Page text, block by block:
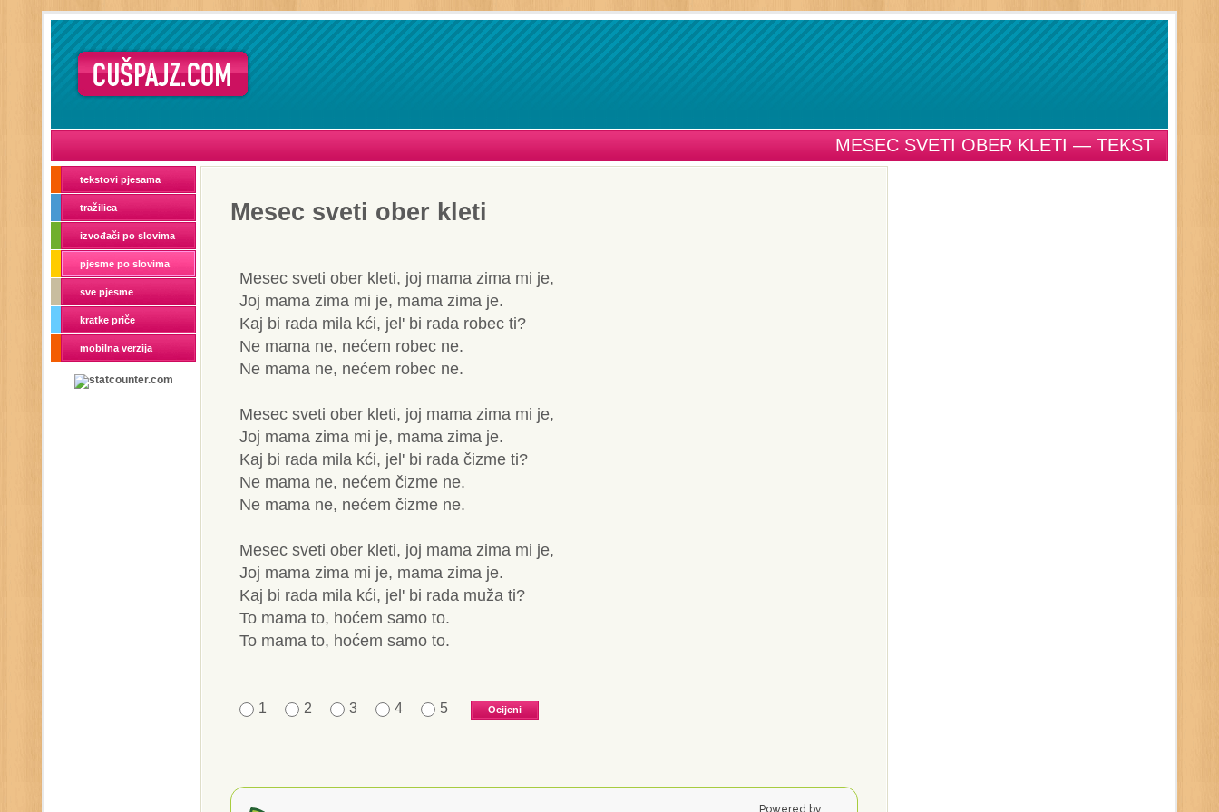
MESEC SVETI OBER KLETI — TEKST
tekstovi pjesama
tražilica
izvođači po slovima
pjesme po slovima
sve pjesme
kratke priče
mobilna verzija
Mesec sveti ober kleti
Mesec sveti ober kleti, joj mama zima mi je,
Joj mama zima mi je, mama zima je.
Kaj bi rada mila kći, jel' bi rada robec ti?
Ne mama ne, nećem robec ne.
Ne mama ne, nećem robec ne.
Mesec sveti ober kleti, joj mama zima mi je,
Joj mama zima mi je, mama zima je.
Kaj bi rada mila kći, jel' bi rada čizme ti?
Ne mama ne, nećem čizme ne.
Ne mama ne, nećem čizme ne.
Mesec sveti ober kleti, joj mama zima mi je,
Joj mama zima mi je, mama zima je.
Kaj bi rada mila kći, jel' bi rada muža ti?
To mama to, hoćem samo to.
To mama to, hoćem samo to.
1 2 3 4 5